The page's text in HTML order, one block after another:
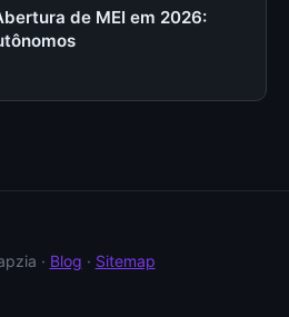
de MEI em 2026:
· Blog · Sitemap